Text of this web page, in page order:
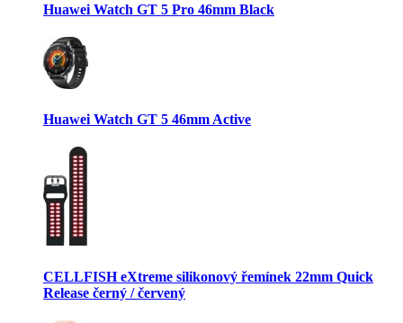
Huawei Watch GT 5 Pro 46mm Black
Huawei Watch GT 5 46mm Active
CELLFISH eXtreme silikonový řemínek 22mm Quick
Release černý / červený